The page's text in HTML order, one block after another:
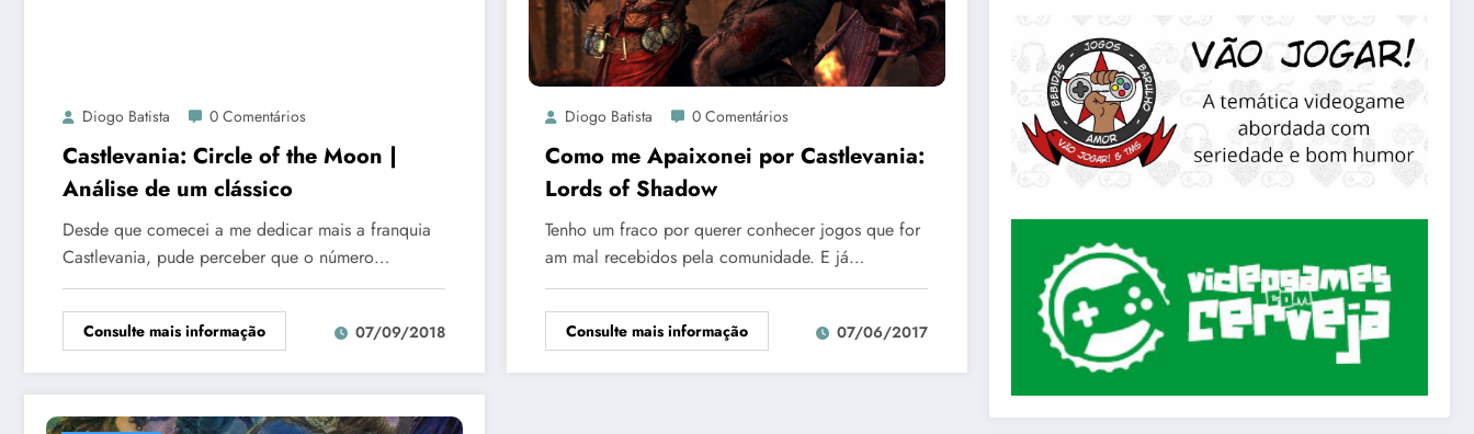
Diogo Batista 0 Comentários
Castlevania: Circle of the Moon |
Análise de um clássico
Desde que comecei a me dedicar mais a franquia
Castlevania, pude perceber que o número…
Consulte mais informação 07/09/2018
Diogo Batista 0 Comentários
Como me Apaixonei por Castlevania:
Lords of Shadow
Tenho um fraco por querer conhecer jogos que for
am mal recebidos pela comunidade. E já…
Consulte mais informação 07/06/2017